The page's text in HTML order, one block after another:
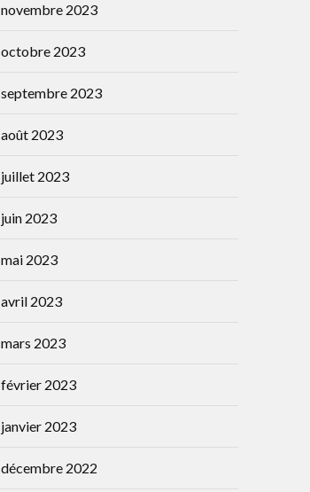
novembre 2023
octobre 2023
septembre 2023
août 2023
juillet 2023
juin 2023
mai 2023
avril 2023
mars 2023
février 2023
janvier 2023
décembre 2022